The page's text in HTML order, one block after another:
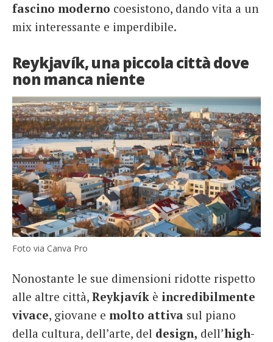
fascino moderno coesistono, dando vita a un
mix interessante e imperdibile.
Reykjavík, una piccola città dove
non manca niente
Foto via Canva Pro
Nonostante le sue dimensioni ridotte rispetto
alle altre città, Reykjavík è incredibilmente
vivace, giovane e molto attiva sul piano
della cultura, dell’arte, del design, dell’high-